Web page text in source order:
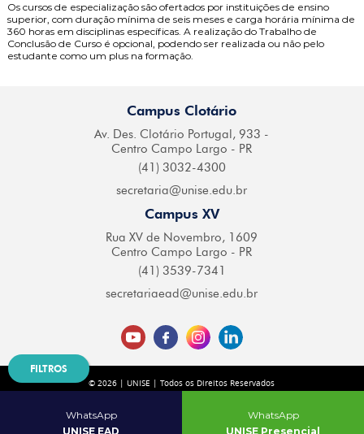
FILTROS
Os cursos de especialização são ofertados por instituições de ensino
superior, com duração mínima de seis meses e carga horária mínima de
360 horas em disciplinas específicas. A realização do Trabalho de
Conclusão de Curso é opcional, podendo ser realizada ou não pelo
estudante como um plus na formação.
Campus Clotário
Av. Des. Clotário Portugal, 933 -
Centro Campo Largo - PR
(41) 3032-4300
secretaria@unise.edu.br
Campus XV
Rua XV de Novembro, 1609
Centro Campo Largo - PR
(41) 3539-7341
secretariaead@unise.edu.br
© 2026 | UNISE | Todos os Direitos Reservados
WhatsApp
UNISE Presencial
WhatsApp
UNISE EAD